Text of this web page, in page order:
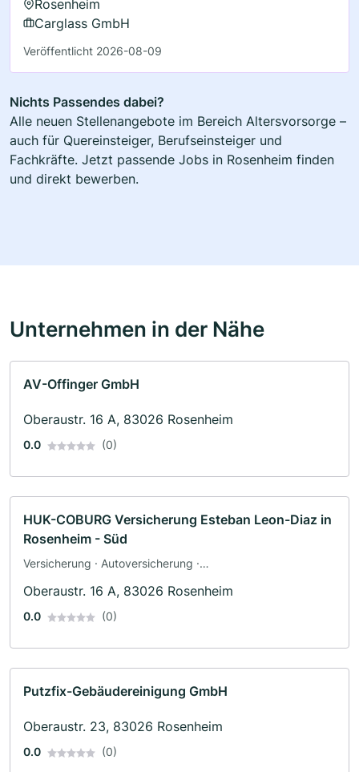
Rosenheim
Carglass GmbH
Veröffentlicht 2026-08-09
Nichts Passendes dabei?
Alle neuen Stellenangebote im Bereich Altersvorsorge –
auch für Quereinsteiger, Berufseinsteiger und
Fachkräfte. Jetzt passende Jobs in Rosenheim finden
und direkt bewerben.
Unternehmen in der Nähe
AV-Offinger GmbH
Oberaustr. 16 A, 83026 Rosenheim
0.0 (0)
HUK-COBURG Versicherung Esteban Leon-Diaz in
Rosenheim - Süd
Versicherung · Autoversicherung ·
Oberaustr. 16 A, 83026 Rosenheim
0.0 (0)
Putzfix-Gebäudereinigung GmbH
Oberaustr. 23, 83026 Rosenheim
0.0 (0)